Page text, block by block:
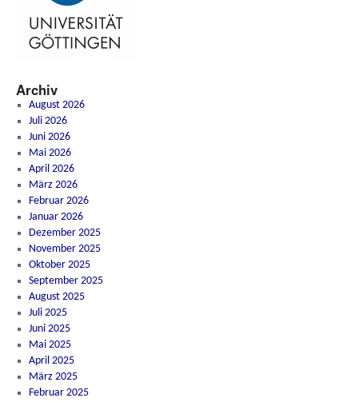
Archiv
August 2026
Juli 2026
Juni 2026
Mai 2026
April 2026
März 2026
Februar 2026
Januar 2026
Dezember 2025
November 2025
Oktober 2025
September 2025
August 2025
Juli 2025
Juni 2025
Mai 2025
April 2025
März 2025
Februar 2025